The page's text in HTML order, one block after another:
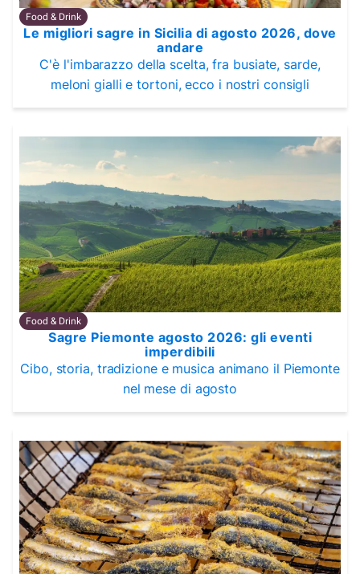
Food & Drink
Le migliori sagre in Sicilia di agosto 2026, dove
andare
C'è l'imbarazzo della scelta, fra busiate, sarde,
meloni gialli e tortoni, ecco i nostri consigli
Food & Drink
Sagre Piemonte agosto 2026: gli eventi
imperdibili
Cibo, storia, tradizione e musica animano il Piemonte
nel mese di agosto